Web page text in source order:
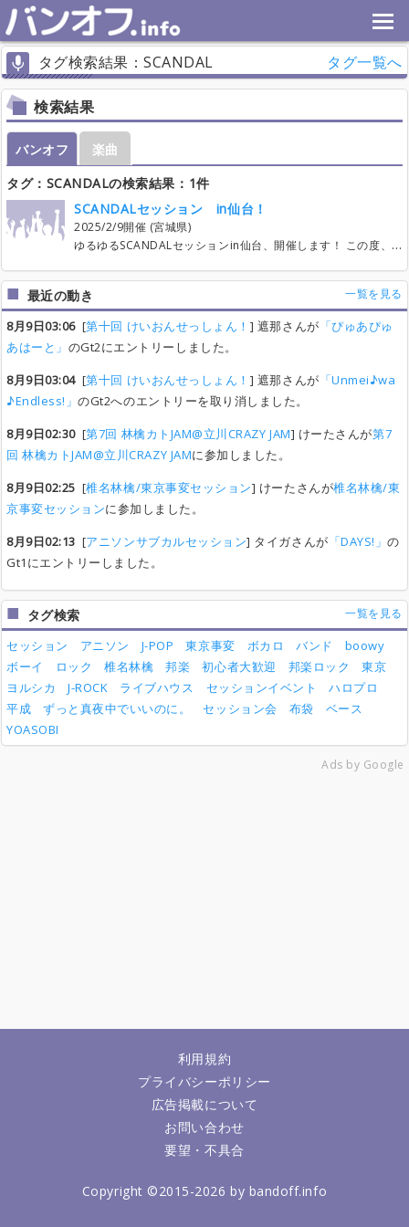
タグ検索結果：SCANDAL タグ一覧へ
検索結果
バンオフ
楽曲
タグ：SCANDALの検索結果：1件
SCANDALセッション in仙台！
2025/2/9開催 (宮城県)
ゆるゆるSCANDALセッションin仙台、開催します！ この度、仙台に足を運ぶことになりましたので、ゆる〜く皆でSCANDALの曲を仙台でセッションしたいと思います！開催場所は仙台ですが、全国どこからでも来てくれたら嬉しいです😂 主催の当方も西日本の人間です！初心者から見学の人まで、気軽にokです、少しでも興味持たれましたら、連絡ください！待ってます！
最近の動き 一覧を見る
8月9日03:06[第十回 けいおんせっしょん！ ] 遮那さんが 「ぴゅあぴゅ
あはーと」 のGt2にエントリーしました。
8月9日03:04[第十回 けいおんせっしょん！ ] 遮那さんが 「Unmei♪wa
♪Endless!」のGt2へのエントリーを取り消しました。
8月9日02:30[第7回 林檎カトJAM@立川CRAZY JAM] けーたさんが第7
回 林檎カトJAM@立川CRAZY JAMに参加しました。
8月9日02:25 [椎名林檎/東京事変セッション] けーたさんが椎名林檎/東
京事変セッションに参加しました。
8月9日02:13 [アニソンサブカルセッション] タイガさんが 「DAYS!」の
Gt1にエントリーしました。
タグ検索 一覧を見る
セッション アニソン J-POP 東京事変 ボカロ バンド
boowy
ボーイ
ロック 椎名林檎 邦楽 初心者大歓迎 邦楽ロック
東京
ヨルシカ
J-ROCK ライブハウス セッションイベント
ハロプロ
平成
ずっと真夜中でいいのに。 セッション会 布袋
ベース
YOASOBI
Ads by Google
利用規約
プライバシーポリシー
広告掲載について
お問い合わせ
要望・不具合
Copyright ©2015-2026 by bandoff.info